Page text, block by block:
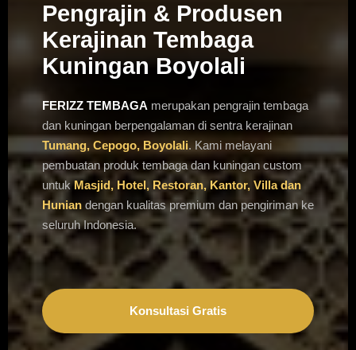
Pengrajin & Produsen
Kerajinan Tembaga
Kuningan Boyolali
FERIZZ TEMBAGA merupakan pengrajin tembaga
dan kuningan berpengalaman di sentra kerajinan
Tumang, Cepogo, Boyolali. Kami melayani
pembuatan produk tembaga dan kuningan custom
untukMasjid, Hotel, Restoran, Kantor, Villa dan
Hunian dengan kualitas premium dan pengiriman ke
seluruh Indonesia.
Konsultasi Gratis